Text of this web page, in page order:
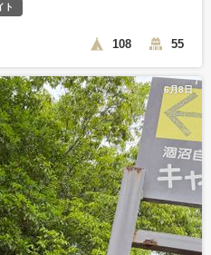
ト
108 55
6月8日